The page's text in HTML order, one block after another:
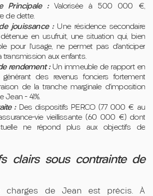
Principale :Valorisée à 500 000 €,
de dette.
jouissance :Une résidence secondaire
en usufruit, une situation qui, bien
pour l'usage, ne permet pas d'anticiper
transmission aux enfants.
rendement :Un immeuble de rapport en
des revenus fonciers fortement
de la tranche marginale d'imposition
Jean – 41%.
:Des dispositifs PERCO (77 000 € au
vie vieillissante (60 000 €) dont
ne répond plus aux objectifs de
clairs sous contrainte de
charges de Jean est précis. À